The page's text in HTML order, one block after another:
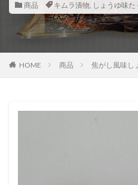
商品 キムラ漬物, しょうゆ味た
HOME 商品 焦がし風味し